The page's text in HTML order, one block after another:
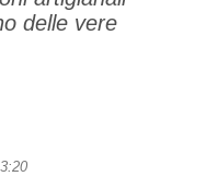
delle vere